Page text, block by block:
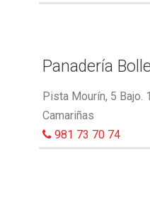
Panadería
Pista Mourín, 5 Bajo.
Camariñas
981 73 70 74